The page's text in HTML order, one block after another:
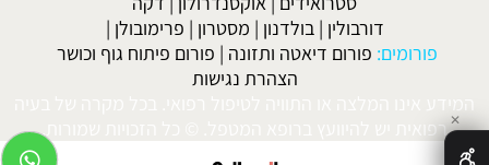
דורבולין | בולדנון | מסטרון | פרימובולן |
פורומים: פורום דיאטה ותזונה | פורום פיתוח גוף וכושר
הצהרת נגישות
המידע אינו המלצה או התוויה לטיפול רפואי. בכל מקרה של בעיה
רפואית יש להיוועץ ברופא המטפל. © כל הזכויות שמורות. ✕